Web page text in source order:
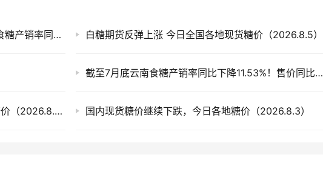
售价同比每吨跌820元！截至7月底广西食糖产销率同比下降13.77% 白糖期货反弹上涨 今日全国各地现货糖价（2026.8.5）
截至7月底云南食糖产销率同比下降11.53%！售价同比下跌900元/吨
外盘上涨内盘整理，国内现货市场今日糖价（2026.8.4） 国内现货糖价继续下跌，今日各地糖价（2026.8.3）